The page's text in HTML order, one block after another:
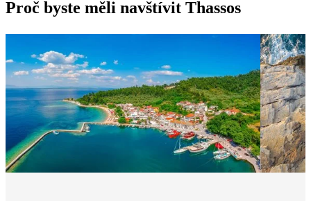
Proč byste měli navštívit Thassos